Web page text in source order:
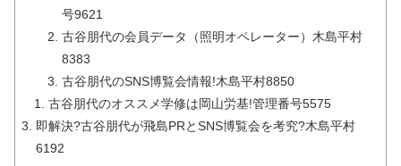
号9621
古谷朋代の会員データ（照明オペレーター）木島平村
8383
古谷朋代のSNS博覧会情報!木島平村8850
古谷朋代のオススメ学修は岡山労基!管理番号5575
即解決?古谷朋代が飛島PRとSNS博覧会を考究?木島平村
6192